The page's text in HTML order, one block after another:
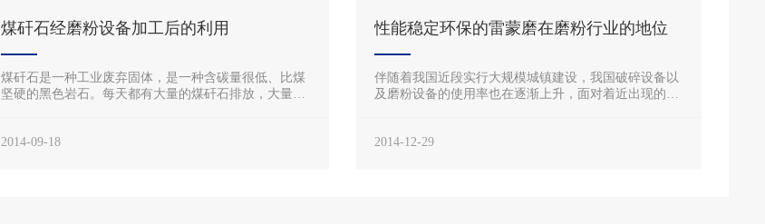
煤矸石经磨粉设备加工后的利用
煤矸石是一种工业废弃固体，是一种含碳量很低、比煤
坚硬的黑色岩石。每天都有大量的煤矸石排放，大量的
2014-09-18
性能稳定环保的雷蒙磨在磨粉行业的地位
伴随着我国近段实行大规模城镇建设，我国破碎设备以
及磨粉设备的使用率也在逐渐上升，面对着近出现的多
2014-12-29